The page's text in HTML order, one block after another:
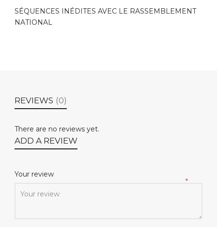
SÉQUENCES INÉDITES AVEC LE RASSEMBLEMENT
NATIONAL
REVIEWS (0)
There are no reviews yet.
ADD A REVIEW
Your review
*